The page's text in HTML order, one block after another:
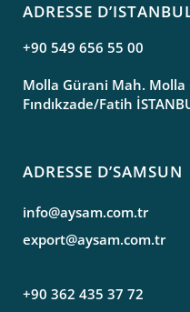
ADRESSE
+90 549 656 55 00
Molla Gürani Mah. Molla
Fındıkzade/Fatih
ADRESSE D’SAMSUN
info@aysam.com.tr
export@aysam.com.tr
+90 362 435 37 72